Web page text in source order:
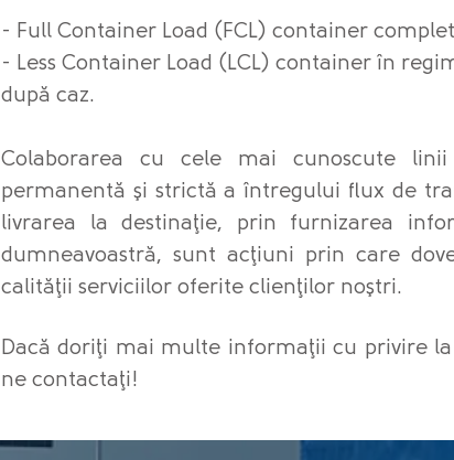
- Full Container Load (FCL) container
- Less Container Load (LCL) container în
după caz.
Colaborarea cu cele mai cunoscute
permanentă şi strictă a întregului flux de
livrarea la destinaţie, prin furnizarea
dumneavoastră, sunt acţiuni prin care
calităţii serviciilor oferite clienţilor noştri.
Dacă doriţi mai multe informaţii cu privire
ne contactaţi!